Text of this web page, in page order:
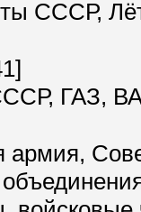
СССР,
ГАЗ,